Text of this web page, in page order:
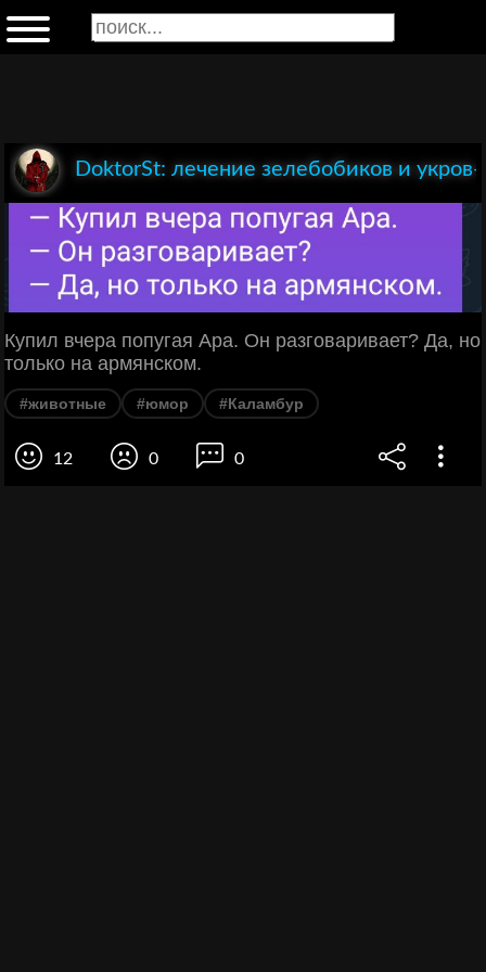
DoktorSt: лечение зелебобиков и укров-
Купил вчера попугая Ара. Он разговаривает? Да, но
только на армянском.
#животные #юмор #Каламбур
12 0 0